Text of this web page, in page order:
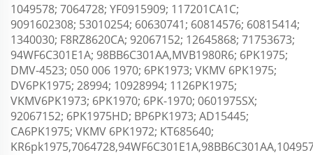
1049578; 7064728; YF0915909; 117201CA1C;
9091602308; 53010254; 60630741; 60814576; 60815414;
1340030; F8RZ8620CA; 92067152; 12645868; 71753673;
94WF6C301E1A; 98BB6C301AA,MVB1980R6; 6PK1975;
DMV-4523; 050 006 1970; 6PK1973; VKMV 6PK1975;
DV6PK1975; 28994; 10928994; 1126PK1975;
VKMV6PK1973; 6PK1970; 6PK-1970; 0601975SX;
92067152; 6PK1975HD; BP6PK1973; AD15445;
CA6PK1975; VKMV 6PK1972; KT685640;